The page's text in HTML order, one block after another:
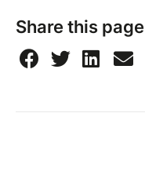
Share this page